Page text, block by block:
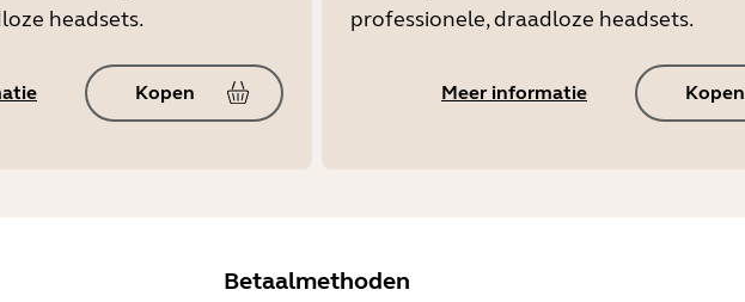
headsets.
Kopen
professionele, draadloze headsets.
Meer informatie Kopen
Betaalmethoden